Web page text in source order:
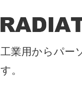
工業用からパー
す。